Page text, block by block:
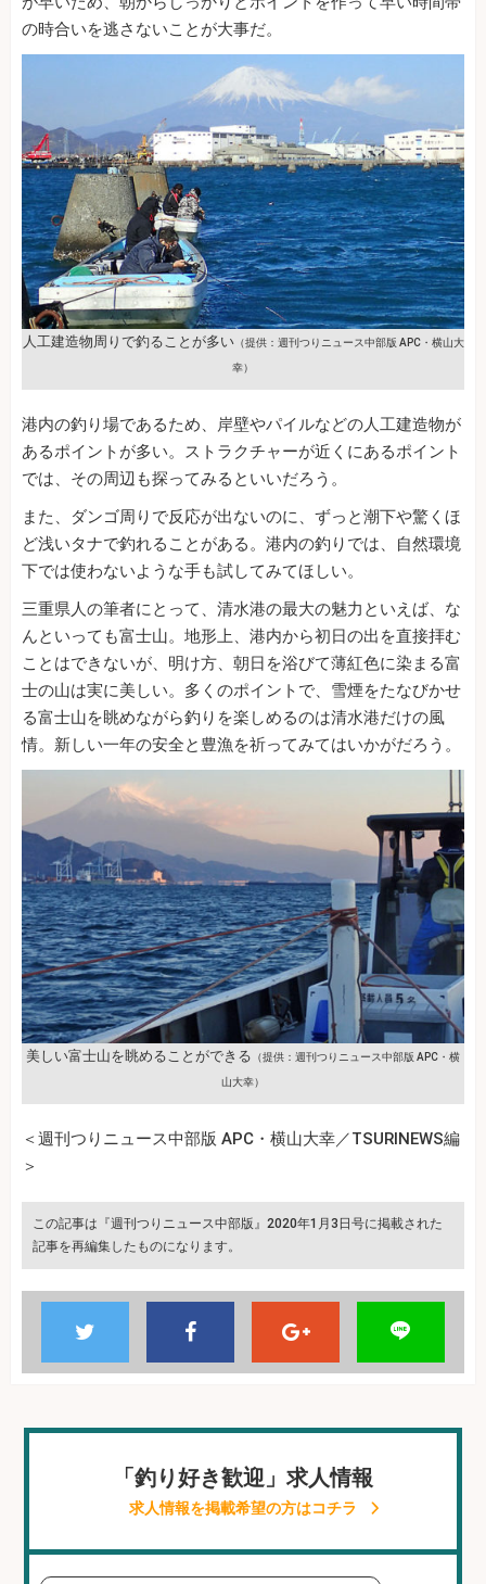
の時合いを逃さないことが大事だ。
人工建造物周りで釣ることが多い（提供：週刊つりニュース中部版 APC・横山大
幸）
港内の釣り場であるため、岸壁やパイルなどの人工建造物が
あるポイントが多い。ストラクチャーが近くにあるポイント
では、その周辺も探ってみるといいだろう。
また、ダンゴ周りで反応が出ないのに、ずっと潮下や驚くほ
ど浅いタナで釣れることがある。港内の釣りでは、自然環境
下では使わないような手も試してみてほしい。
三重県人の筆者にとって、清水港の最大の魅力といえば、な
んといっても富士山。地形上、港内から初日の出を直接拝む
ことはできないが、明け方、朝日を浴びて薄紅色に染まる富
士の山は実に美しい。多くのポイントで、雪煙をたなびかせ
る富士山を眺めながら釣りを楽しめるのは清水港だけの風
情。新しい一年の安全と豊漁を祈ってみてはいかがだろう。
美しい富士山を眺めることができる （提供：週刊つりニュース中部版 APC・横
山大幸）
＜週刊つりニュース中部版 APC・横山大幸／TSURINEWS編
＞
この記事は『週刊つりニュース中部版』2020年1月3日号に掲載された
記事を再編集したものになります。
「釣り好き歓迎」求人情報
求人情報を掲載希望の方はコチラ